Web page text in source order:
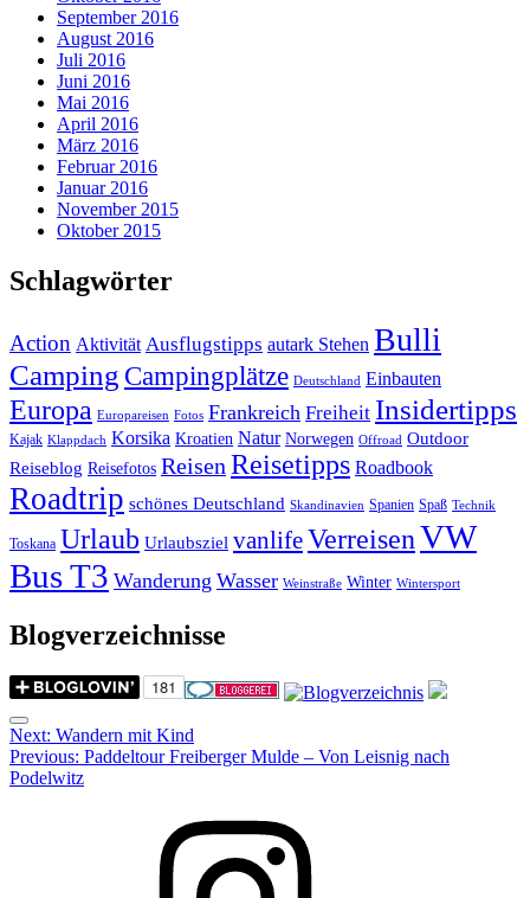
September 2016
August 2016
Juli 2016
Juni 2016
Mai 2016
April 2016
März 2016
Februar 2016
Januar 2016
November 2015
Oktober 2015
Schlagwörter
Action Aktivität Ausflugstipps autark Stehen Bulli
Camping Campingplätze Deutschland Einbauten
Europa Europareisen Fotos Frankreich Freiheit Insidertipps
Kajak Klappdach Korsika Kroatien Natur Norwegen Offroad Outdoor
Reiseblog Reisefotos ReisenReisetipps Roadbook
Roadtrip schönes Deutschland Skandinavien Spanien Spaß Technik
Toskana Urlaub Urlaubsziel vanlifeVerreisenVW
Bus T3 Wanderung Wasser Weinstraße Winter Wintersport
Blogverzeichnisse
Menu
Post
navigation
Next: Wandern mit Kind
Previous: Paddeltour Freiberger Mulde – Von Leisnig nach
Podelwitz